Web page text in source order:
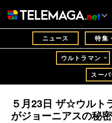
ニュース 特集
ウルトラマン
スー
５月23日 ザ☆ウル
がジョーニアスの秘